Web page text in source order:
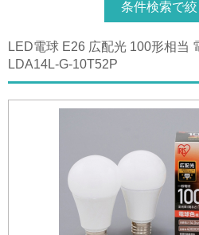
条件検索で
LED電球 E26 広配光 100形相当
LDA14L-G-10T52P